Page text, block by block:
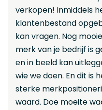
verkopen! Inmiddels
klantenbestand
kan vragen. Nog
merk van je bedrijf is
en in beeld kan
wie we doen. En dit is
sterke
waard. Doe moeite